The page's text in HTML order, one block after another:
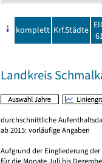
komplett Krf.Städte
Landkreis
durchschnittliche
ab 2015: vorläufige Angaben
Aufgrund der Eingliederung der